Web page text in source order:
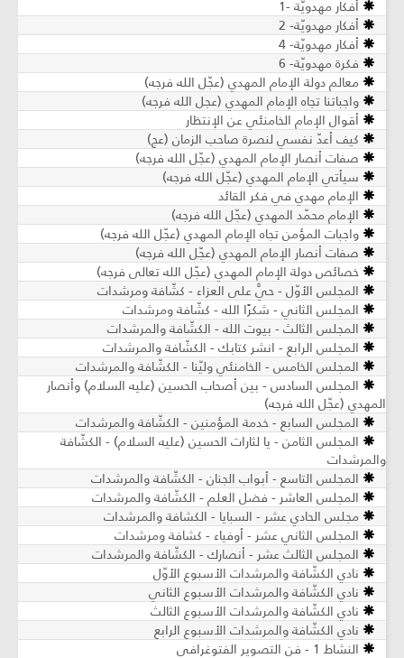
أفكار مهدويّة -1
أفكار مهدويّة- 2
أفكار مهدويّة- 4
فكرة مهدويّة- 6
معالم دولة الإمام المهدي (عجّل الله فرجه)
واجباتنا تجاه الإمام المهدي (عجل الله فرجه)
أقوال الإمام الخامنئي عن الإنتظار
كيف أعدّ نفسي لنصرة صاحب الزمان (عج)
صفات أنصار الإمام المهدي (عجّل الله فرجه)
سيأتي الإمام المهدي (عجّل الله فرجه)
الإمام مهدي في فكر القائد
الإمام محمّد المهدي (عجّل الله فرجه)
واجبات المؤمن تجاه الإمام المهدي (عجّل الله فرجه)
صفات أنصار الإمام المهدي (عجّل الله فرجه)
خصائص دولة الإمام المهدي (عجّل الله تعالى فرجه)
المجلس الأوّل - حيَّ على العزاء - كشّافة ومرشدات
المجلس الثاني - شكرًا الله - كشّافة ومرشدات
المجلس الثالث - بيوت الله - الكشّافة والمرشدات
المجلس الرابع - انشر كتابك - الكشّافة والمرشدات
المجلس الخامس - الخامنئي وليّنا - الكشّافة والمرشدات
المجلس السادس - بين أصحاب الحسين (عليه السلام) وأنصار
المهدي (عجّل الله فرجه)
المجلس السابع - خدمة المؤمنين - الكشّافة والمرشدات
المجلس الثامن - يا لثارات الحسين (عليه السلام) - الكشّافة
والمرشدات
المجلس التاسع - أبواب الجنان - الكشّافة والمرشدات
المجلس العاشر - فضل العلم - الكشّافة والمرشدات
مجلس الحادي عشر - السبايا - الكشافة والمرشدات
المجلس الثاني عشر - أوفياء - كشافة ومرشدات
المجلس الثالث عشر - أنصارك - الكشّافة والمرشدات
نادي الكشّافة والمرشدات الأسبوع الأوّل
نادي الكشّافة والمرشدات الأسبوع الثاني
نادي الكشّافة والمرشدات الأسبوع الثالث
نادي الكشّافة والمرشدات الأسبوع الرابع
النشاط 1 - فن التصوير الفتوغرافي